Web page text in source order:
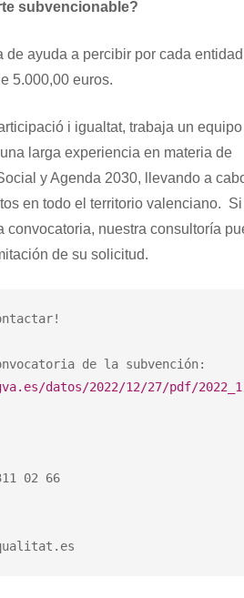
subvencionable?
de ayuda a percibir por cada entidad
5.000,00 euros.
i igualtat, trabaja un
larga experiencia en materia de
y Agenda 2030, llevando a
en todo el territorio valenciano. Si
convocatoria, nuestra consultoría
de su solicitud.
datos/2022/12/27/pdf/2022_1
02 66